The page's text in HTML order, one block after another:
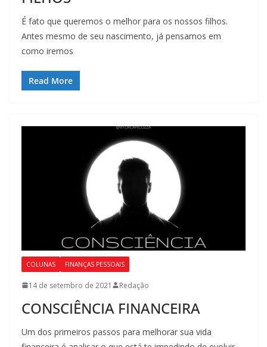
É fato que queremos o melhor para os nossos filhos.
Antes mesmo de seu nascimento, já pensamos em
como iremos
Read More
COLUNAS FINANÇAS PESSOAIS
14 de setembro de 2021 Redação
CONSCIÊNCIA FINANCEIRA
Um dos primeiros passos para melhorar sua vida